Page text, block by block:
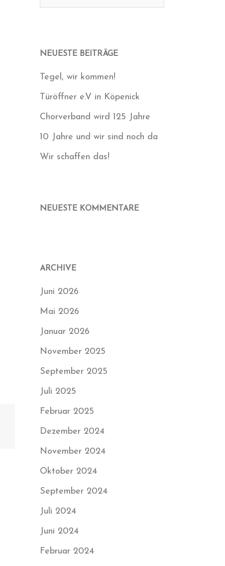
NEUESTE BEITRÄGE
Tegel, wir kommen!
Türöffner e.V in Köpenick
Chorverband wird 125 Jahre
10 Jahre und wir sind noch da
Wir schaffen das!
NEUESTE KOMMENTARE
ARCHIVE
Juni 2026
Mai 2026
Januar 2026
November 2025
September 2025
Juli 2025
Februar 2025
Dezember 2024
November 2024
Oktober 2024
September 2024
Juli 2024
Juni 2024
Februar 2024